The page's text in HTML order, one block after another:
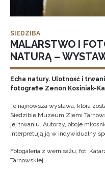
SIEDZIBA
MALARSTWO I
NATURĄ –
Echa natury. Ulotność i
fotografie Zenon Kosiniak-
To najnowsza wystawa, która
Siedzibie Muzeum Ziemi
jej trwaniu. Autorzy, oboje
interpretują ją w indywidualny
Fotogaleria z wernisażu, fot:
Tarnowskiej